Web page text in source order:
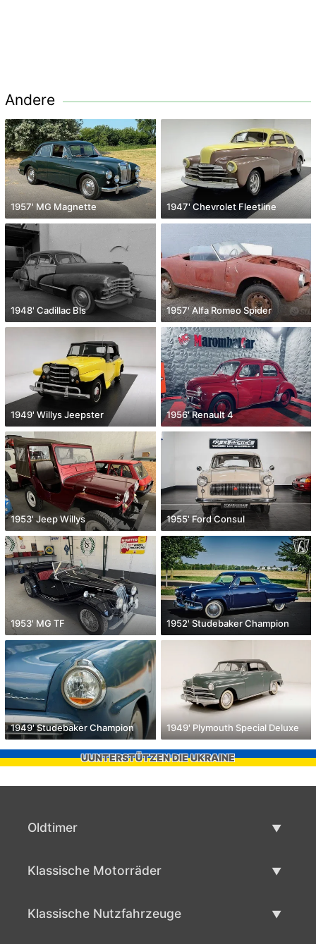
Andere
1957' MG Magnette 1947' Chevrolet Fleetline
1948' Cadillac Bls 1957' Alfa Romeo Spider
1949' Willys Jeepster 1956' Renault 4
1953' Jeep Willys 1955' Ford Consul
1953' MG TF 1952' Studebaker Champion
1949' Studebaker Champion 1949' Plymouth Special Deluxe
UUNTERSTÜTZEN DIE UKRAINE
Oldtimer
Klassische Motorräder
Klassische Nutzfahrzeuge